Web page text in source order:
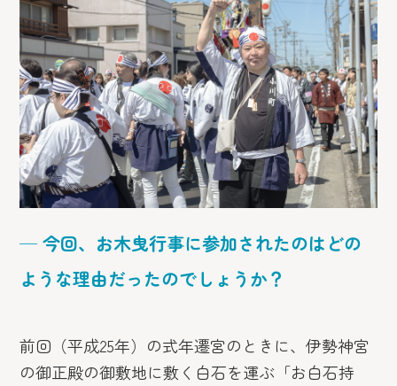
─ 今回、お木曳行事に参加されたのはどの
ような理由だったのでしょうか？
前回（平成25年）の式年遷宮のときに、伊勢神宮
の御正殿の御敷地に敷く白石を運ぶ「お白石持